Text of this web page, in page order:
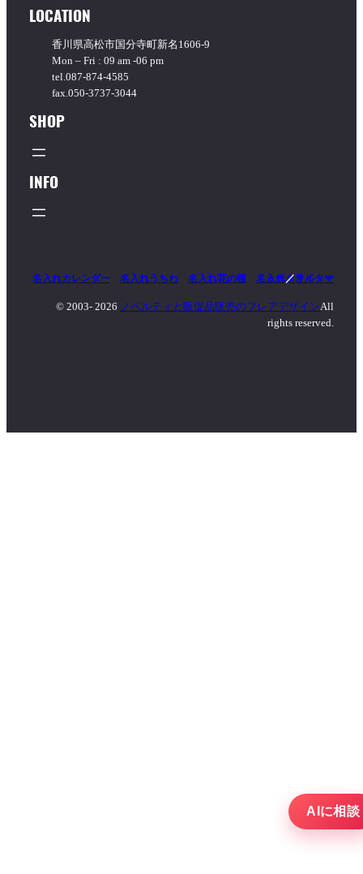
LOCATION
香川県高松市国分寺町新名1606-9
Mon – Fri : 09 am -06 pm
tel.087-874-4585
fax.050-3737-3044
SHOP
INFO
名入れカレンダー 名入れうちわ 名入れ花の種 名入れタオル
マッチ／ライター
© 2003- 2026 ノベルティと販促品販売のフレアデザインAll
rights reserved.
AIに相談